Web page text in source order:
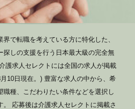
で転職を考えている方に特化した、
探しの支援を行う日本最大級の完全無
護求人セレクトには全国の求人が掲載
10日現在。) 豊富な求人の中から、希
職種、こだわりたい条件などを選択し
。 応募後は介護求人セレクトに掲載さ